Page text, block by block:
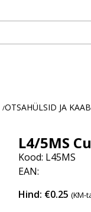
/OTSAHÜLSID JA
L4/5MS
Kood: L45MS
EAN:
Hind: €0.25(KM-